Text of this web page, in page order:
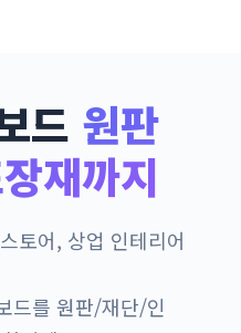
드 원판
재까지
토어, 상업 인테리어
드를 원판/재단/인